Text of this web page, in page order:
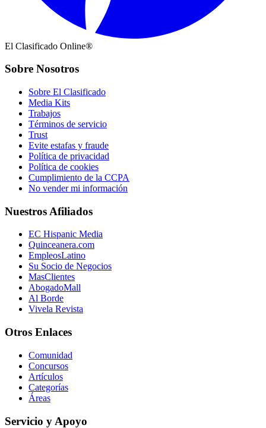
El Clasificado Online®
Sobre Nosotros
Sobre El Clasificado
Media Kits
Trabajos
Términos de servicio
Trust
Evite estafas y fraude
Política de privacidad
Política de cookies
Cumplimiento de la CCPA
No vender mi información
Nuestros Afiliados
EC Hispanic Media
Quinceanera.com
EmpleosLatino
Su Socio de Negocios
MasClientes
AbogadoMall
Al Borde
Vivela Revista
Otros Enlaces
Comunidad
Concursos
Artículos
Categorías
Áreas
Servicio y Apoyo